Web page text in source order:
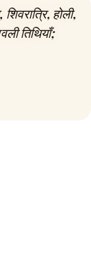
होली,
तिथियाँ;